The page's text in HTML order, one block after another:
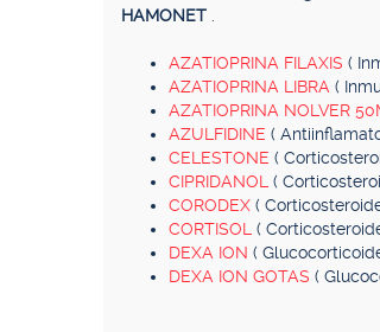
HAMONET
AZATIOPRINA FILAXIS (
AZATIOPRINA LIBRA (
AZATIOPRINA NOLVER
AZULFIDINE (
CELESTONE (
CIPRIDANOL (
CORODEX (
CORTISOL (
DEXA ION (
DEXA ION GOTAS (